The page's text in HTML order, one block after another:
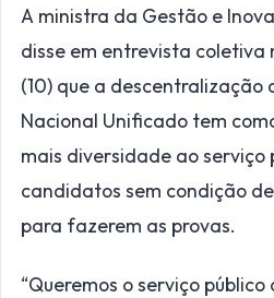
A ministra da Gestão e
disse em entrevista
(10) que a descentralização
Nacional Unificado tem
mais diversidade ao serviço
candidatos sem condição
para fazerem as provas.
“Queremos o serviço